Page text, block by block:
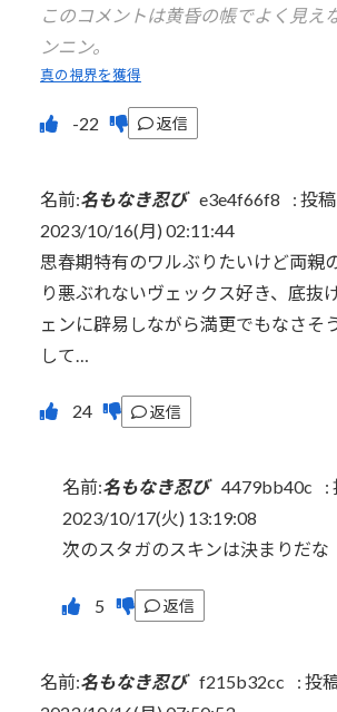
このコメントは黄昏の帳でよく見え
ンニン。
真の視界を獲得
返信
名前:名もなき忍び e3e4f66f8 : 投稿
2023/10/16(月) 02:11:44
思春期特有のワルぶりたいけど両親
り悪ぶれないヴェックス好き、底抜
ェンに辟易しながら満更でもなさそ
して…
返信
名前:名もなき忍び 4479bb40c :
2023/10/17(火) 13:19:08
次のスタガのスキンは決まりだな
返信
名前:名もなき忍び f215b32cc : 投